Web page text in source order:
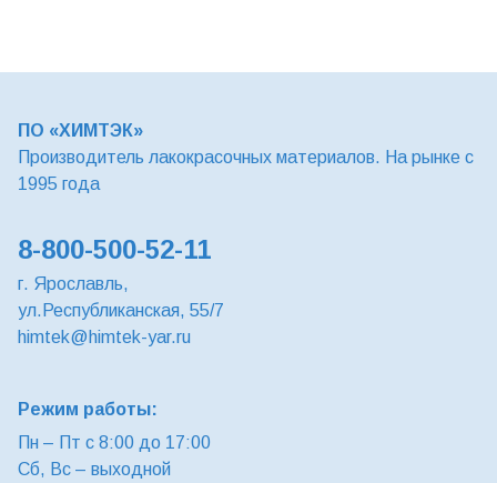
ПО «ХИМТЭК»
Производитель лакокрасочных материалов. На рынке с
1995 года
8-800-500-52-11
г. Ярославль,
ул.Республиканская, 55/7
himtek@himtek-yar.ru
Режим работы:
Пн – Пт с 8:00 до 17:00
Сб, Вс – выходной